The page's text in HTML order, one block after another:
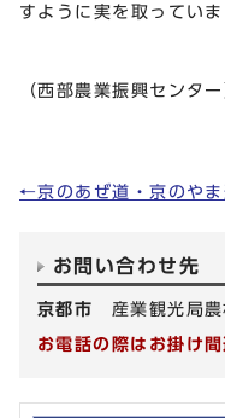
すように実を取っていま
（西部農業振興センター
←京のあぜ道・京のやま
お問い合わせ先
京都市 産業観光局
お電話の際はお掛け